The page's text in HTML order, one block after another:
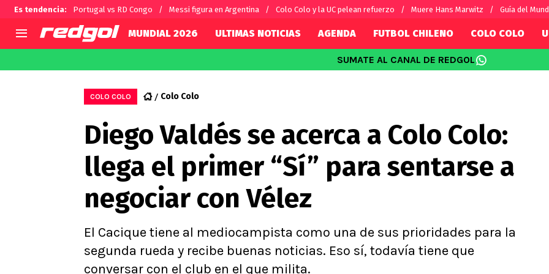
Es tendencia: Portugal vs RD Congo Messi figura en Argentina Colo Colo y la UC pelean refuerzo Muere Hans Marwitz Guía del
Selección Chilena
U de Chile
U Católica
Campeonato Nacional
Primera B
Segunda División
Copa Chile
Supercopa Chile
Campeonato Femenino
Alexis Sánchez
Carlos Palacios
Chilenos por el mundo
Fútbol Argentino
Fútbol Brasileño
Conference
Ligue 1
Premier
Serie A
MUNDIAL 2026 ULTIMAS NOTICIAS AGENDA FUTBOL CHILENO COLO COLO
SUMATE AL CANAL DE REDGOL
COLO COLO Colo Colo
Diego Valdés se acerca a Colo Colo:
llega el primer “Sí” para sentarse a
negociar con Vélez
El Cacique tiene al mediocampista como una de sus prioridades para la
segunda rueda y recibe buenas noticias. Eso sí, todavía tiene que
conversar con el club en el que milita.